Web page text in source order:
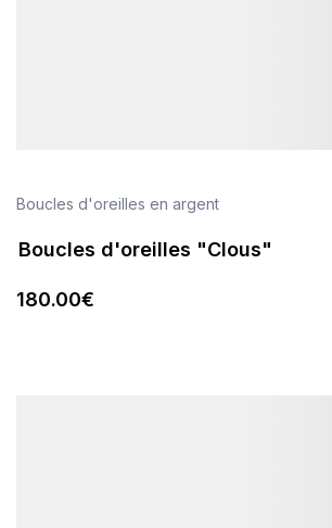
Boucles d'oreilles en argent
Boucles d'oreilles "Clous"
180.00€